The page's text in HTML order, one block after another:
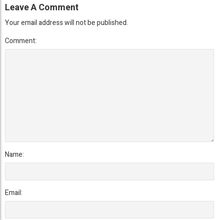
Leave A Comment
Your email address will not be published.
Comment:
Name:
Email: